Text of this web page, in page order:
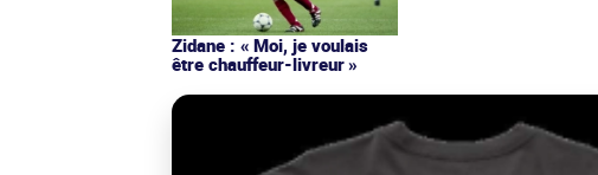
Zidane : « Moi, je voulais
être chauffeur-livreur »